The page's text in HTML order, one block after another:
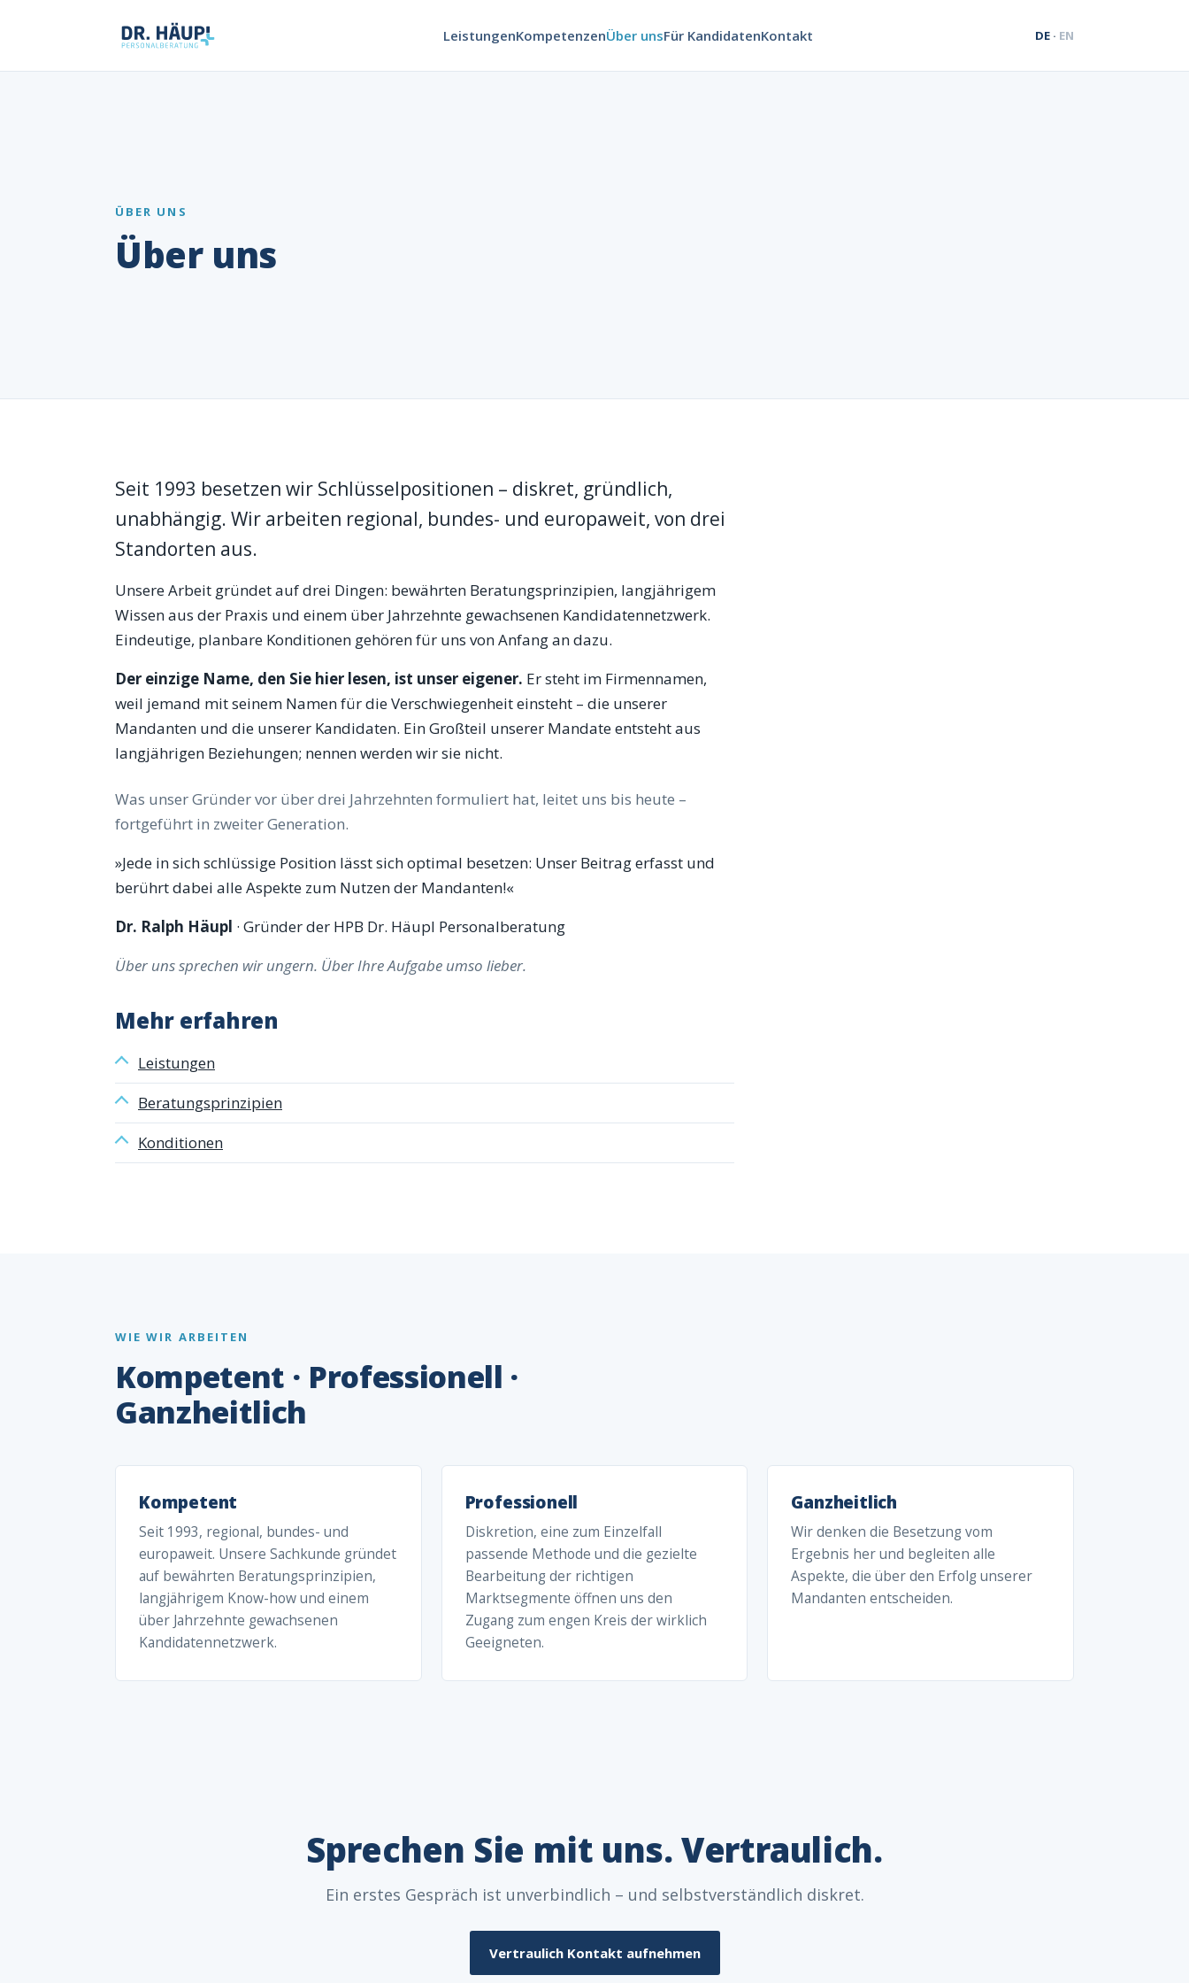
LeistungenKompetenzenÜber unsFür KandidatenKontakt DE· EN
ÜBER UNS
Über uns
Seit 1993 besetzen wir Schlüsselpositionen – diskret, gründlich,
unabhängig. Wir arbeiten regional, bundes- und europaweit, von drei
Standorten aus.
Unsere Arbeit gründet auf drei Dingen: bewährten Beratungsprinzipien, langjährigem
Wissen aus der Praxis und einem über Jahrzehnte gewachsenen Kandidatennetzwerk.
Eindeutige, planbare Konditionen gehören für uns von Anfang an dazu.
Der einzige Name, den Sie hier lesen, ist unser eigener. Er steht im Firmennamen,
weil jemand mit seinem Namen für die Verschwiegenheit einsteht – die unserer
Mandanten und die unserer Kandidaten. Ein Großteil unserer Mandate entsteht aus
langjährigen Beziehungen; nennen werden wir sie nicht.
Was unser Gründer vor über drei Jahrzehnten formuliert hat, leitet uns bis heute –
fortgeführt in zweiter Generation.
»Jede in sich schlüssige Position lässt sich optimal besetzen: Unser Beitrag erfasst und
berührt dabei alle Aspekte zum Nutzen der Mandanten!«
Dr. Ralph Häupl · Gründer der HPB Dr. Häupl Personalberatung
Über uns sprechen wir ungern. Über Ihre Aufgabe umso lieber.
Mehr erfahren
Leistungen
Beratungsprinzipien
Konditionen
WIE WIR ARBEITEN
Kompetent · Professionell ·
Ganzheitlich
Kompetent
Seit 1993, regional, bundes- und
europaweit. Unsere Sachkunde gründet
auf bewährten Beratungsprinzipien,
langjährigem Know-how und einem
über Jahrzehnte gewachsenen
Kandidatennetzwerk.
Professionell
Diskretion, eine zum Einzelfall
passende Methode und die gezielte
Bearbeitung der richtigen
Marktsegmente öffnen uns den
Zugang zum engen Kreis der wirklich
Geeigneten.
Ganzheitlich
Wir denken die Besetzung vom
Ergebnis her und begleiten alle
Aspekte, die über den Erfolg unserer
Mandanten entscheiden.
Sprechen Sie mit uns. Vertraulich.
Ein erstes Gespräch ist unverbindlich – und selbstverständlich diskret.
Vertraulich Kontakt aufnehmen